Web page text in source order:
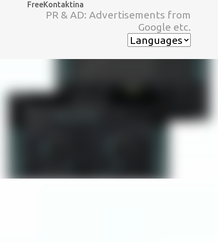
スキップしてメイン コンテンツに移動
FreeKontaktina
PR & AD: Advertisements from
Google etc.